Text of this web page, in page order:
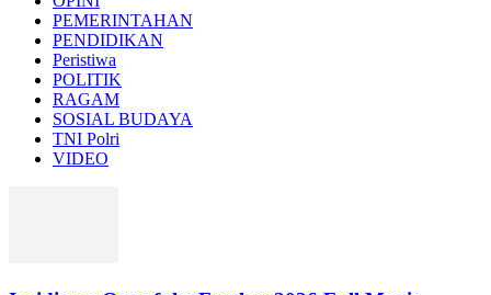
PEMERINTAHAN
PENDIDIKAN
Peristiwa
POLITIK
RAGAM
SOSIAL BUDAYA
TNI Polri
VIDEO